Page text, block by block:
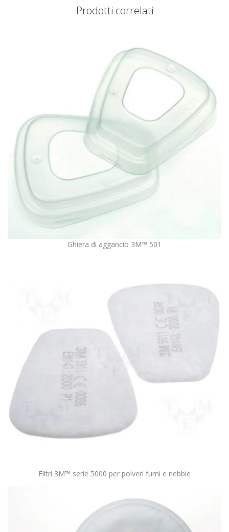
Prodotti correlati
Ghiera di aggancio 3M™ 501
Filtri 3M™ serie 5000 per polveri fumi e nebbie